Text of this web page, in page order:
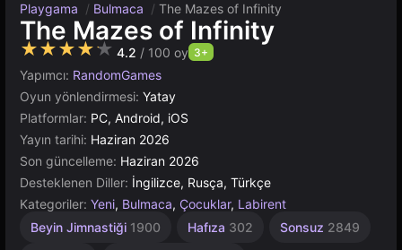
Playgama / Bulmaca / The Mazes of Infinity
The Mazes of Infinity
★★★★★ 4.2 / 100 oy 3+
Yapımcı: RandomGames
Oyun yönlendirmesi: Yatay
Platformlar: PC, Android, iOS
Yayın tarihi: Haziran 2026
Son güncelleme: Haziran 2026
Desteklenen Diller: İngilizce, Rusça, Türkçe
Kategoriler: Yeni, Bulmaca, Çocuklar, Labirent
Beyin Jimnastiği 1900 Hafıza 302 Sonsuz 2849